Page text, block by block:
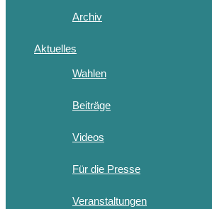
Archiv
Aktuelles
Wahlen
Beiträge
Videos
Für die Presse
Veranstaltungen